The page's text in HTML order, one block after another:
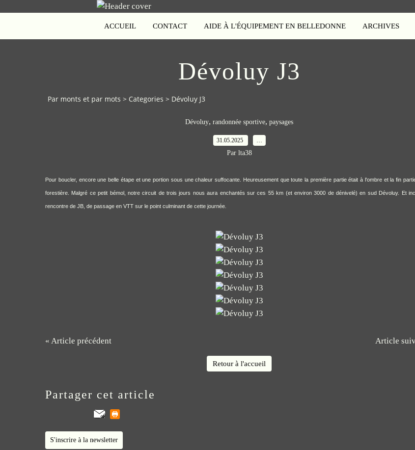
ACCUEIL CONTACT AIDE À L'ÉQUIPEMENT EN BELLEDONNE ARCHIVES
Dévoluy J3
Par monts et par mots > Categories > Dévoluy J3
Dévoluy, randonnée sportive, paysages
31.05.2025
Par lta38
Pour boucler, encore une belle étape et une portion sous une chaleur suffocante. Heureusement que toute la première partie était à l'ombre et la fin
forestière. Malgré ce petit bémol, notre circuit de trois jours nous aura enchantés sur ces 55 km (et environ 3000 de dénivelé) en sud Dévoluy. Et
rencontre de JB, de passage en VTT sur le point culminant de cette journée.
« Article précédent Article
Retour à l'accueil
Partager cet article
S'inscrire à la newsletter